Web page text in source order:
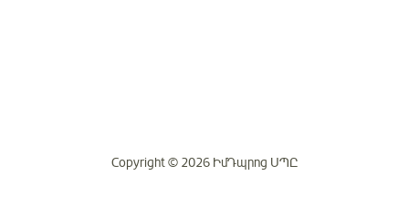
Copyright © 2026 ԻմԴպրոց ՍՊԸ